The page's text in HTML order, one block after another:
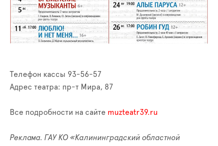
Телефон кассы 93-56-57
Адрес театра: пр-т Мира, 87
Все подробности на сайте muzteatr39.ru
Реклама. ГАУ КО «Калининградский областной